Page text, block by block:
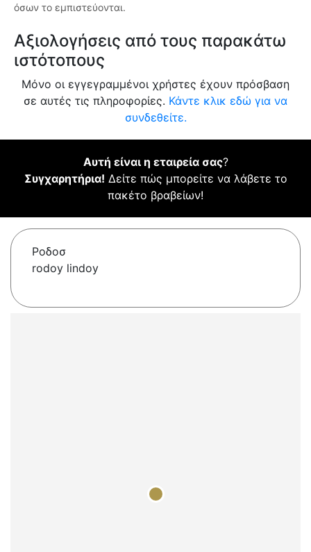
όσων το εμπιστεύονται.
Αξιολογήσεις από τους παρακάτω
ιστότοπους
Μόνο οι εγγεγραμμένοι χρήστες έχουν πρόσβαση
σε αυτές τις πληροφορίες. Κάντε κλικ εδώ για να
συνδεθείτε.
Αυτή είναι η εταιρεία σας?
Συγχαρητήρια! Δείτε πώς μπορείτε να λάβετε το
πακέτο βραβείων!
Ροδοσ
rodoy lindoy